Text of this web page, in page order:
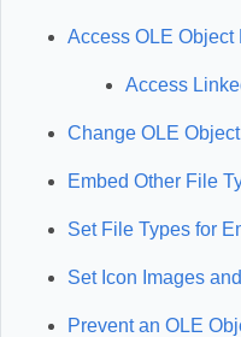
Access OLE Object
Access
Change OLE
Embed Other File
Set File Types for
Set Icon Images
Prevent an OLE